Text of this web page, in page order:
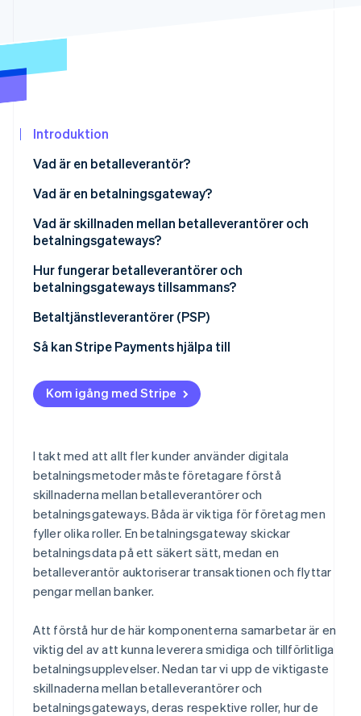
Introduktion
Vad är en betalleverantör?
Vad är en betalningsgateway?
Vad är skillnaden mellan betalleverantörer och
betalningsgateways?
Roll i transaktionsprocessen:
Tjänsternas omfattning:
Integration med affärssystem:
Kostnader och avgifter:
Hur fungerar betalleverantörer och
betalningsgateways tillsammans?
Betaltjänstleverantörer (PSP)
Så kan Stripe Payments hjälpa till
Kom igång med Stripe
I takt med att allt fler kunder använder digitala
betalningsmetoder måste företagare förstå
skillnaderna mellan betalleverantörer och
betalningsgateways. Båda är viktiga för företag men
fyller olika roller. En betalningsgateway skickar
betalningsdata på ett säkert sätt, medan en
betalleverantör auktoriserar transaktionen och flyttar
pengar mellan banker.
Att förstå hur de här komponenterna samarbetar är en
viktig del av att kunna leverera smidiga och tillförlitliga
betalningsupplevelser. Nedan tar vi upp de viktigaste
skillnaderna mellan betalleverantörer och
betalningsgateways, deras respektive roller, hur de